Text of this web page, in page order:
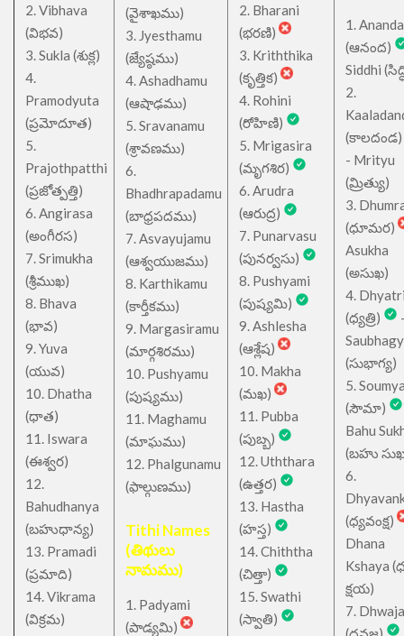
2. Vibhava
(విభవ)
3. Sukla (శుక్ల)
4.
Pramodyuta
(ప్రమోదూత)
5.
Prajothpatthi
(ప్రజోత్పత్తి)
6. Angirasa
(అంగీరస)
7. Srimukha
(శ్రీముఖ)
8. Bhava
(భావ)
9. Yuva
(యువ)
10. Dhatha
(ధాత)
11. Iswara
(ఈశ్వర)
12.
Bahudhanya
(బహుధాన్య)
13. Pramadi
(ప్రమాది)
14. Vikrama
(విక్రమ)
(వైశాఖము)
3. Jyesthamu
(జ్యేష్ఠము)
4. Ashadhamu
(ఆషాఢము)
5. Sravanamu
(శ్రావణము)
6.
Bhadhrapadamu
(బాధ్రపదము)
7. Asvayujamu
(ఆశ్వయుజము)
8. Karthikamu
(కార్తీకము)
9. Margasiramu
(మార్గశిరము)
10. Pushyamu
(పుష్యము)
11. Maghamu
(మాఘము)
12. Phalgunamu
(ఫాల్గుణము)
Tithi Names
(తిథులు
నామము)
1. Padyami
(పాడ్యమి)
2. Bharani
(భరణి)
3. Kriththika
(కృత్తిక)
4. Rohini
(రోహిణి)
5. Mrigasira
(మృగశిర)
6. Arudra
(ఆరుద్ర)
7. Punarvasu
(పునర్వసు)
8. Pushyami
(పుష్యమి)
9. Ashlesha
(ఆశ్లేష)
10. Makha
(మఖ)
11. Pubba
(పుబ్బ)
12. Uththara
(ఉత్తర)
13. Hastha
(హస్త)
14. Chiththa
(చిత్తా)
15. Swathi
(స్వాతి)
1. Ananda
(ఆనంద)
Siddhi
2.
(కాలదండ)
- Mrityu
(మ్రిత్యు)
3.
(ధూమర)
Asukha
(అసుఖ)
4.
(ధ్యత్రి)
(సుభాగ్య)
5.
(సౌమా)
Bahu
(బహు
6.
(ధ్యవంక్ష)
Dhana
Kshaya
క్షయ)
7. Dhwaja